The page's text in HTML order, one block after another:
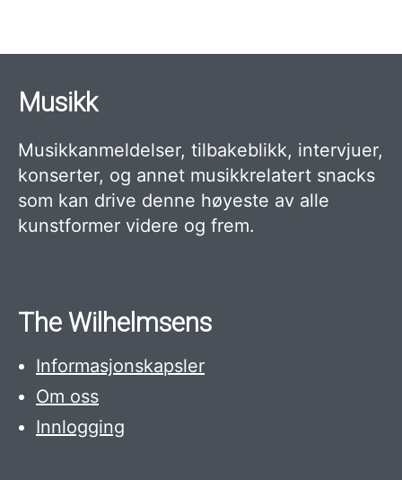
Musikk
Musikkanmeldelser, tilbakeblikk, intervjuer,
konserter, og annet musikkrelatert snacks
som kan drive denne høyeste av alle
kunstformer videre og frem.
The Wilhelmsens
Informasjonskapsler
Om oss
Innlogging